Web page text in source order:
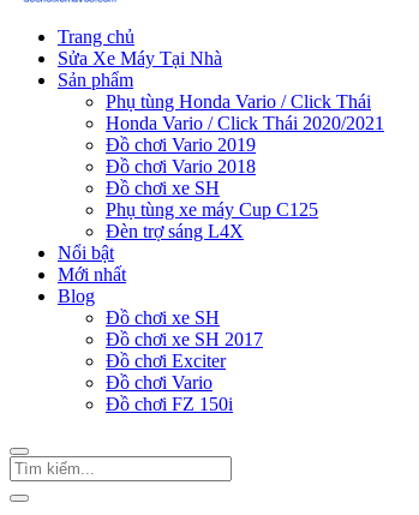
Trang chủ
Sửa Xe Máy Tại Nhà
Sản phẩm
Phụ tùng Honda Vario / Click Thái
Honda Vario / Click Thái 2020/2021
Đồ chơi Vario 2019
Đồ chơi Vario 2018
Đồ chơi xe SH
Phụ tùng xe máy Cup C125
Đèn trợ sáng L4X
Nổi bật
Mới nhất
Blog
Đồ chơi xe SH
Đồ chơi xe SH 2017
Đồ chơi Exciter
Đồ chơi Vario
Đồ chơi FZ 150i